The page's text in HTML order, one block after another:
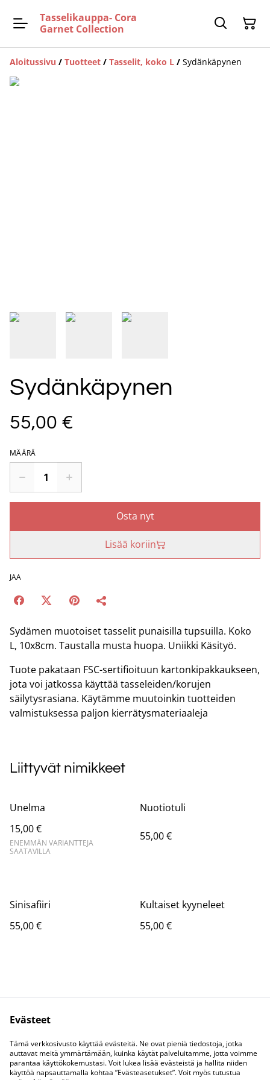
Tasselikauppa- Cora
Garnet Collection
Aloitussivu / Tuotteet / Tasselit, koko L / Sydänkäpynen
Sydänkäpynen
55,00 €
MÄÄRÄ
Osta nyt
Lisää koriin
JAA
Sydämen muotoiset tasselit punaisilla tupsuilla. Koko
L, 10x8cm. Taustalla musta huopa. Uniikki Käsityö.
Tuote pakataan FSC-sertifioituun kartonkipakkaukseen,
jota voi jatkossa käyttää tasseleiden/korujen
säilytysrasiana. Käytämme muutoinkin tuotteiden
valmistuksessa paljon kierrätysmateriaaleja
Liittyvät nimikkeet
Unelma
15,00 €
ENEMMÄN VARIANTTEJA
SAATAVILLA
Nuotiotuli
55,00 €
Sinisafiiri
55,00 €
Kultaiset kyyneleet
55,00 €
Kysy Coralta
Lakihommelit
Tietosuoja
Evästeet
Evästeet
Tämä verkkosivusto käyttää evästeitä. Ne ovat pieniä tiedostoja, jotka
auttavat meitä ymmärtämään, kuinka käytät palveluitamme, jotta voimme
parantaa käyttökokemustasi. Voit lukea lisää evästeistä ja hallita niiden
käyttöä napsauttamalla kohtaa ”Evästeasetukset”. Voit myös tutustua